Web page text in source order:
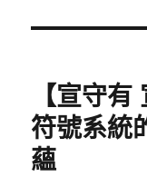
文
【宣守
符號系統
蘊